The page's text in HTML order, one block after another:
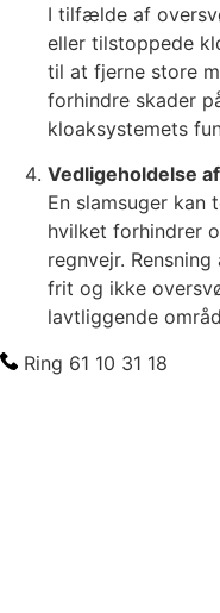
I tilfælde af
eller tilstoppede
til at fjerne store
forhindre skader
kloaksystemets
Vedligeholdelse
En slamsuger kan
hvilket forhindrer
regnvejr.
frit og ikke
lavtliggende
Ring 61 10 31 18